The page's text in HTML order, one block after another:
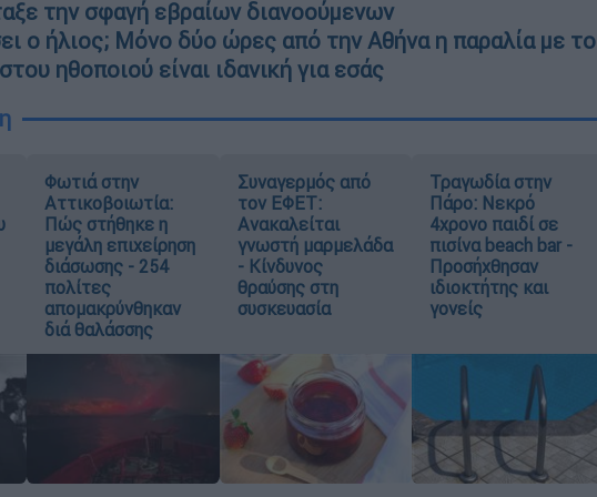
την σφαγή εβραίων διανοούμενων
ο ήλιος; Μόνο δύο ώρες από την Αθήνα η παραλία με το
ηθοποιού είναι ιδανική για εσάς
Φωτιά στην
Αττικοβοιωτία:
Πώς στήθηκε η
μεγάλη επιχείρηση
διάσωσης - 254
πολίτες
απομακρύνθηκαν
διά θαλάσσης
Συναγερμός από
τον ΕΦΕΤ:
Ανακαλείται
γνωστή μαρμελάδα
- Κίνδυνος
θραύσης στη
συσκευασία
Τραγωδία στην
Πάρο: Νεκρό
4χρονο παιδί σε
πισίνα beach bar -
Προσήχθησαν
ιδιοκτήτης και
γονείς